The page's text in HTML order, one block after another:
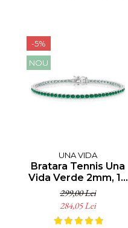
-5%
NOU
UNA VIDA
Bratara Tennis Una
Vida Verde 2mm, 18
cm, Argint 925
299,00 Lei
284,05 Lei